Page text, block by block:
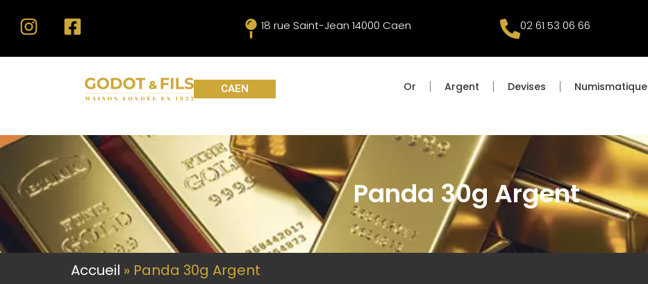
18 rue Saint-Jean 14000 Caen 02 61 53 06 66
CAEN Or Argent Devises Numismatique
Panda 30g Argent
Accueil » Panda 30g Argent